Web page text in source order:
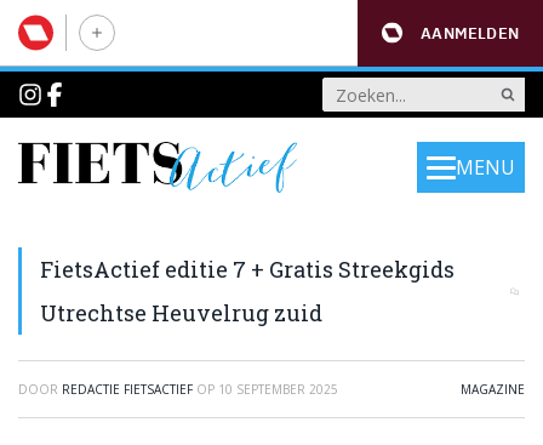
AANMELDEN
MENU
FietsActief editie 7 + Gratis Streekgids
Utrechtse Heuvelrug zuid
DOOR REDACTIE FIETSACTIEF OP 10 SEPTEMBER 2025 MAGAZINE